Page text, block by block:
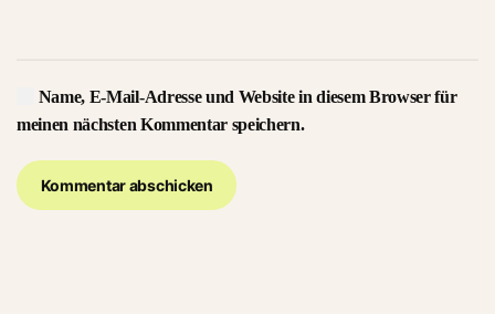
Name, E-Mail-Adresse und Website in diesem Browser für
meinen nächsten Kommentar speichern.
Kommentar abschicken